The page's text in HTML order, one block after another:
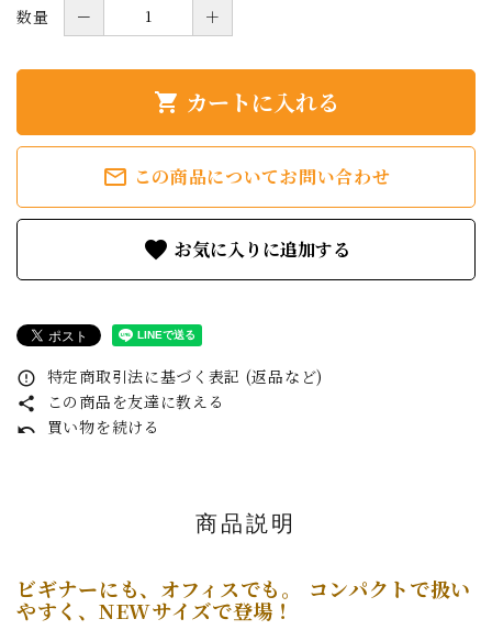
数量 － ＋
shopping_cart カートに入れる
mail_outline この商品についてお問い合わせ
favorite
error_outline 特定商取引法に基づく表記 (返品など)
share この商品を友達に教える
undo 買い物を続ける
商品説明
ビギナーにも、オフィスでも。 コンパクトで扱い
やすく、NEWサイズで登場！